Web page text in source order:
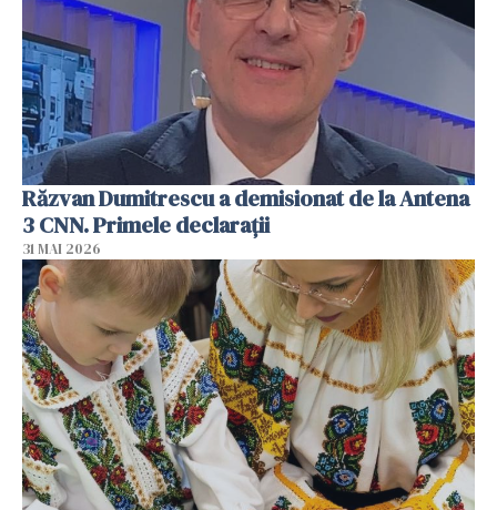
Răzvan Dumitrescu a demisionat de la Antena
3 CNN. Primele declarații
31 MAI 2026